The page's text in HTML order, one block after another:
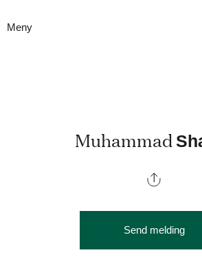
Meny
Muhammad
Send melding